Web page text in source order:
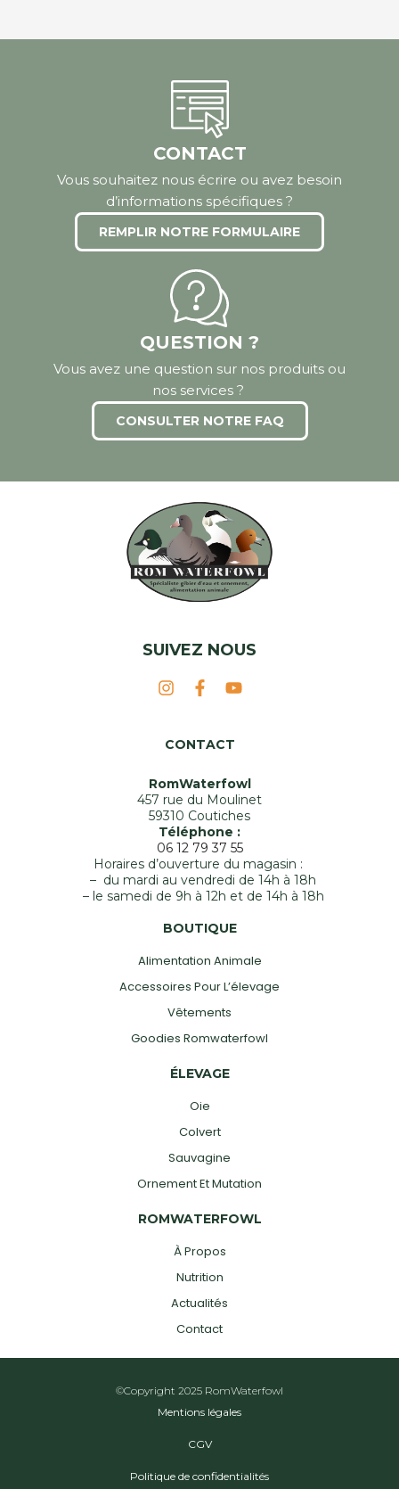
CONTACT
Vous souhaitez nous écrire ou avez besoin
d’informations spécifiques ?
REMPLIR NOTRE FORMULAIRE
QUESTION ?
Vous avez une question sur nos produits ou
nos services ?
CONSULTER NOTRE FAQ
SUIVEZ NOUS
CONTACT
RomWaterfowl
457 rue du Moulinet
59310 Coutiches
Téléphone :
06 12 79 37 55
Horaires d’ouverture du magasin :
– du mardi au vendredi de 14h à 18h
– le samedi de 9h à 12h et de 14h à 18h
BOUTIQUE
Alimentation Animale
Accessoires Pour L’élevage
Vêtements
Goodies Romwaterfowl
ÉLEVAGE
Oie
Colvert
Sauvagine
Ornement Et Mutation
ROMWATERFOWL
À Propos
Nutrition
Actualités
Contact
©Copyright 2025 RomWaterfowl
Mentions légales
CGV
Politique de confidentialités